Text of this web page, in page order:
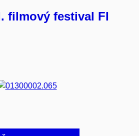
filmový festival FI